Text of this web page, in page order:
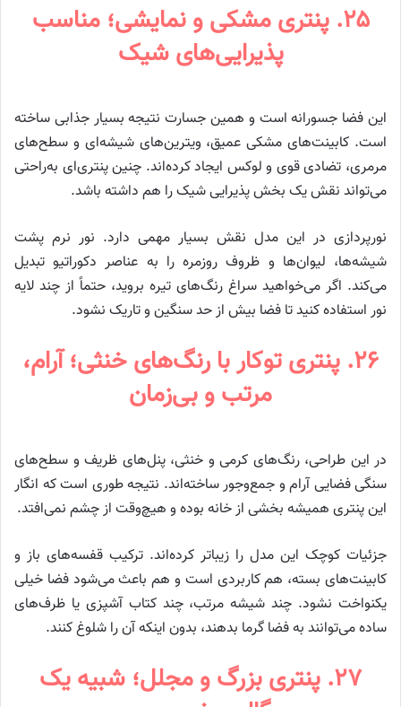
۲۵. پنتری مشکی و نمایشی؛ مناسب
پذیرایی‌های شیک
این فضا جسورانه است و همین جسارت نتیجه بسیار جذابی ساخته
است. کابینت‌های مشکی عمیق، ویترین‌های شیشه‌ای و سطح‌های
مرمری، تضادی قوی و لوکس ایجاد کرده‌اند. چنین پنتری‌ای به‌راحتی
می‌تواند نقش یک بخش پذیرایی شیک را هم داشته باشد.
نورپردازی در این مدل نقش بسیار مهمی دارد. نور نرم پشت
شیشه‌ها، لیوان‌ها و ظروف روزمره را به عناصر دکوراتیو تبدیل
می‌کند. اگر می‌خواهید سراغ رنگ‌های تیره بروید، حتماً از چند لایه
نور استفاده کنید تا فضا بیش از حد سنگین و تاریک نشود.
۲۶. پنتری توکار با رنگ‌های خنثی؛ آرام،
مرتب و بی‌زمان
در این طراحی، رنگ‌های کرمی و خنثی، پنل‌های ظریف و سطح‌های
سنگی فضایی آرام و جمع‌وجور ساخته‌اند. نتیجه طوری است که انگار
این پنتری همیشه بخشی از خانه بوده و هیچ‌وقت از چشم نمی‌افتد.
جزئیات کوچک این مدل را زیباتر کرده‌اند. ترکیب قفسه‌های باز و
کابینت‌های بسته، هم کاربردی است و هم باعث می‌شود فضا خیلی
یکنواخت نشود. چند شیشه مرتب، چند کتاب آشپزی یا ظرف‌های
ساده می‌توانند به فضا گرما بدهند، بدون اینکه آن را شلوغ کنند.
۲۷. پنتری بزرگ و مجلل؛ شبیه یک